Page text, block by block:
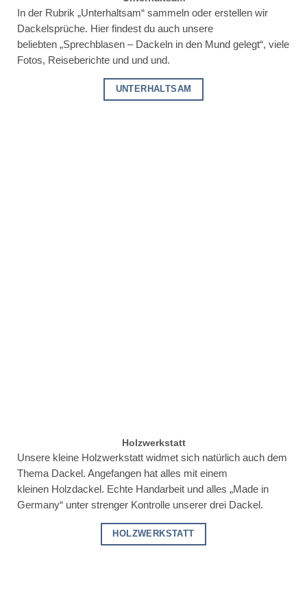
In der Rubrik „Unterhaltsam“ sammeln oder erstellen wir
Dackelsprüche. Hier findest du auch unsere
beliebten „Sprechblasen – Dackeln in den Mund gelegt“, viele
Fotos, Reiseberichte und und und.
UNTERHALTSAM
Holzwerkstatt
Unsere kleine Holzwerkstatt widmet sich natürlich auch dem
Thema Dackel. Angefangen hat alles mit einem
kleinen Holzdackel. Echte Handarbeit und alles „Made in
Germany“ unter strenger Kontrolle unserer drei Dackel.
HOLZWERKSTATT